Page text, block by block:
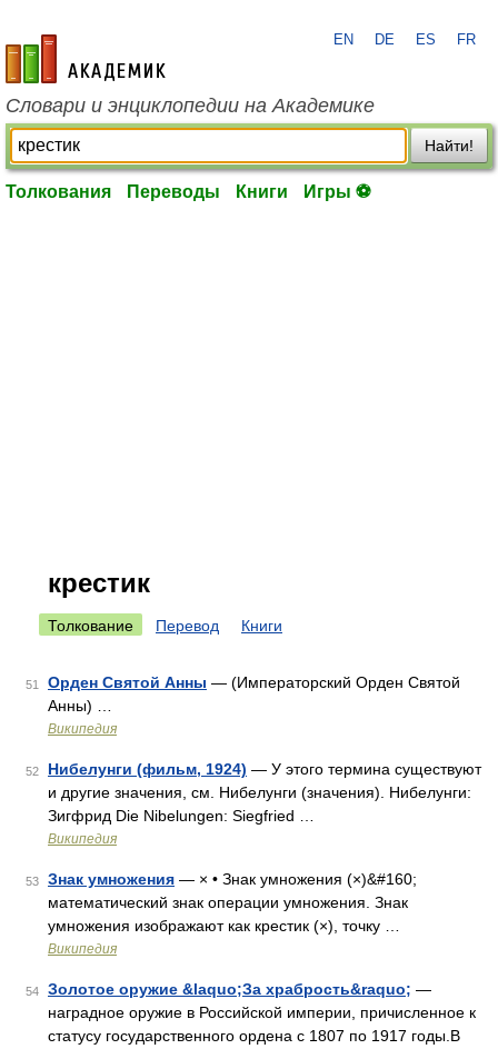
academic.ru
EN DE ES FR
Словари и энциклопедии на Академике
Найти!
Толкования Переводы Книги Игры ⚽
крестик
Толкование Перевод Книги
51 Орден Святой Анны — (Императорский Орден Святой
Анны) …
Википедия
52 Нибелунги (фильм, 1924) — У этого термина существуют
и другие значения, см. Нибелунги (значения). Нибелунги:
Зигфрид Die Nibelungen: Siegfried …
Википедия
53 Знак умножения — × • Знак умножения (×)&#160;
математический знак операции умножения. Знак
умножения изображают как крестик (×), точку …
Википедия
54 Золотое оружие &laquo;За храбрость&raquo; —
наградное оружие в Российской империи, причисленное к
статусу государственного ордена с 1807 по 1917 годы.В